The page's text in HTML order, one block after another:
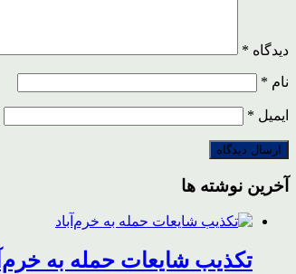
دیدگاه *
نام *
ایمیل *
آخرین نوشته ها
تکذیب شایعات حمله به